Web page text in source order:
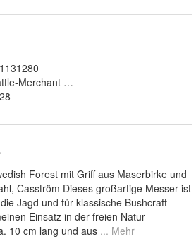
Merchant Wacken GmbH & Co. KG
*
Forest mit Griff aus Maserbirke und
Casström Dieses großartige Messer ist
Jagd und für klassische Bushcraft-
Einsatz in der freien Natur
10 cm lang und aus ... Mehr